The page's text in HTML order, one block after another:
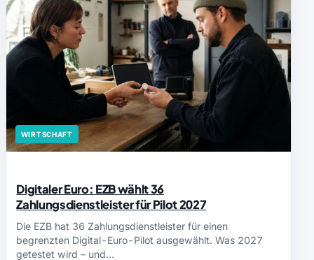
WIRTSCHAFT
Digitaler Euro: EZB wählt 36
Zahlungsdienstleister für Pilot 2027
Die EZB hat 36 Zahlungsdienstleister für einen
begrenzten Digital-Euro-Pilot ausgewählt. Was 2027
getestet wird – und…